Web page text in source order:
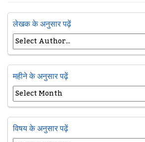
लेखक के अनुसार पढ़ें
महीने के अनुसार पढ़ें
विषय के अनुसार पढ़ें